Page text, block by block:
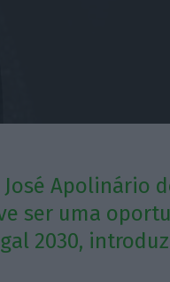
José Apolinário
ser uma
2030,